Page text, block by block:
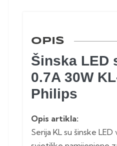
OPIS
Šinska LED
0.7A 30W
Philips
Opis artikla:
Serija KL su šinske